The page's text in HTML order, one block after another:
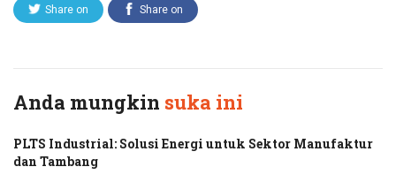
Share on Share on
Anda mungkin suka ini
PLTS Industrial: Solusi Energi untuk Sektor Manufaktur
dan Tambang